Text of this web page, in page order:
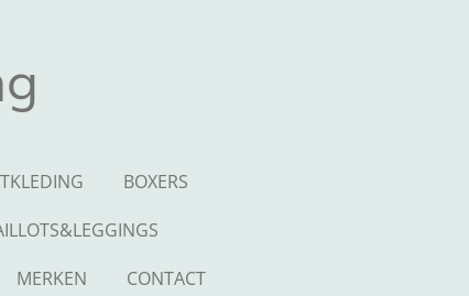
BOXERS
MERKEN
CONTACT